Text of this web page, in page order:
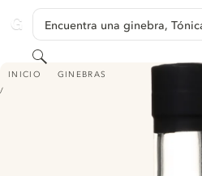
GINVENTORY
Encuentra una ginebra, Tónica, …
Buscar
INICIO GINEBRAS
GIN LES ÉLÉMENTS NO.1